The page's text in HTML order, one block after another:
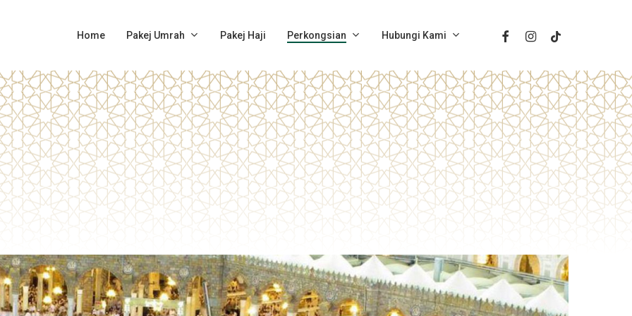
Home Pakej Umrah Pakej Haji Perkongsian Hubungi Kami FacebookInstagram
Tiktok